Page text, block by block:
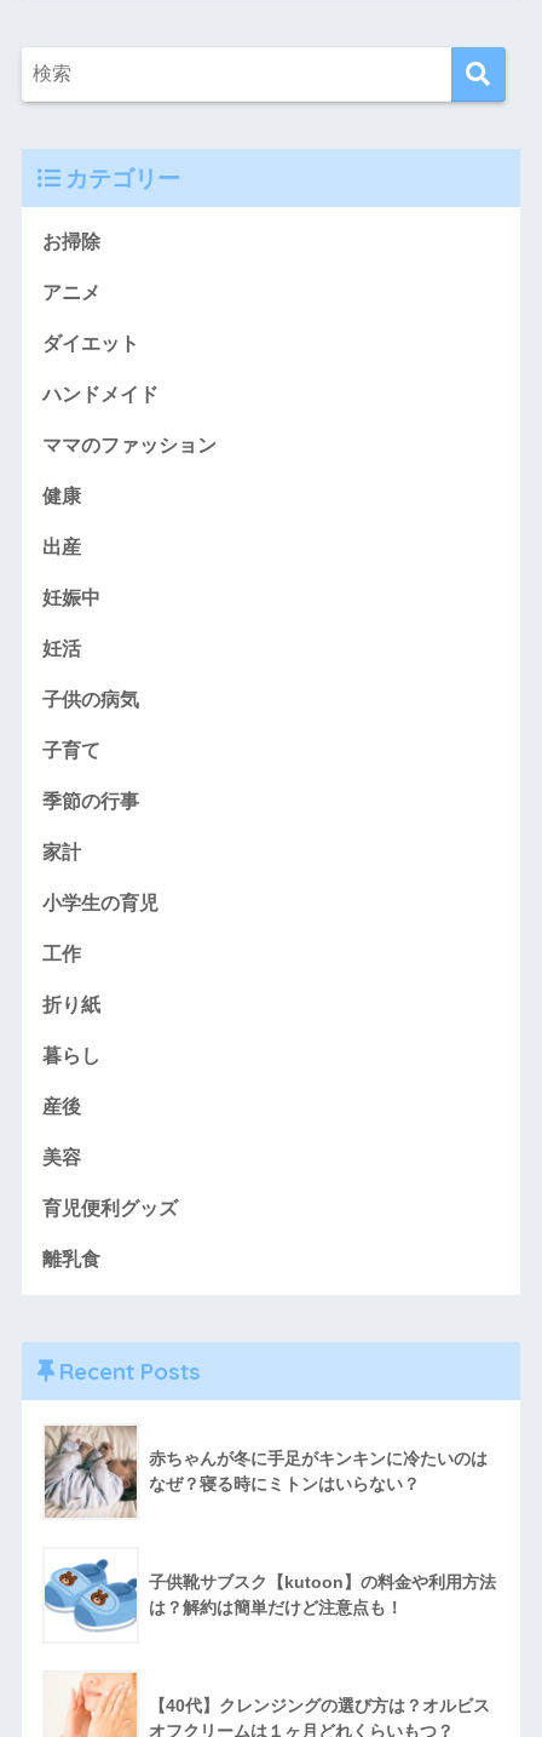
カテゴリー
お掃除
アニメ
ダイエット
ハンドメイド
ママのファッション
健康
出産
妊娠中
妊活
子供の病気
子育て
季節の行事
家計
小学生の育児
工作
折り紙
暮らし
産後
美容
育児便利グッズ
離乳食
Recent Posts
赤ちゃんが冬に手足がキンキンに冷たいのは
なぜ？寝る時にミトンはいらない？
子供靴サブスク【kutoon】の料金や利用方法
は？解約は簡単だけど注意点も！
【40代】クレンジングの選び方は？オルビス
オフクリームは１ヶ月どれくらいもつ？